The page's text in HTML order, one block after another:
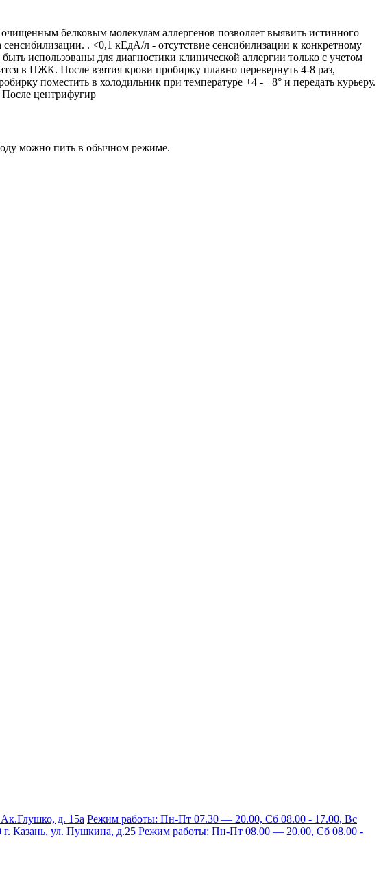
белковым молекулам аллергенов позволяет выявить истинного
. <0,1 кЕдА/л - отсутствие сенсибилизации к конкретному
использованы для диагностики клинической аллергии только с учетом
в ПЖК. После взятия крови пробирку плавно перевернуть 4-8 раз,
поместить в холодильник при температуре +4 - +8° и передать курьеру.
После центрифугир
можно пить в обычном режиме.
Ак.Глушко, д. 15а Режим работы: Пн-Пт 07.30 — 20.00, Сб 08.00 - 17.00, Вс
г. Казань, ул. Пушкина, д.25 Режим работы: Пн-Пт 08.00 — 20.00, Сб 08.00 -